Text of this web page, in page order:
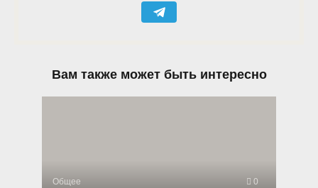
Вам также может быть интересно
Общее 0